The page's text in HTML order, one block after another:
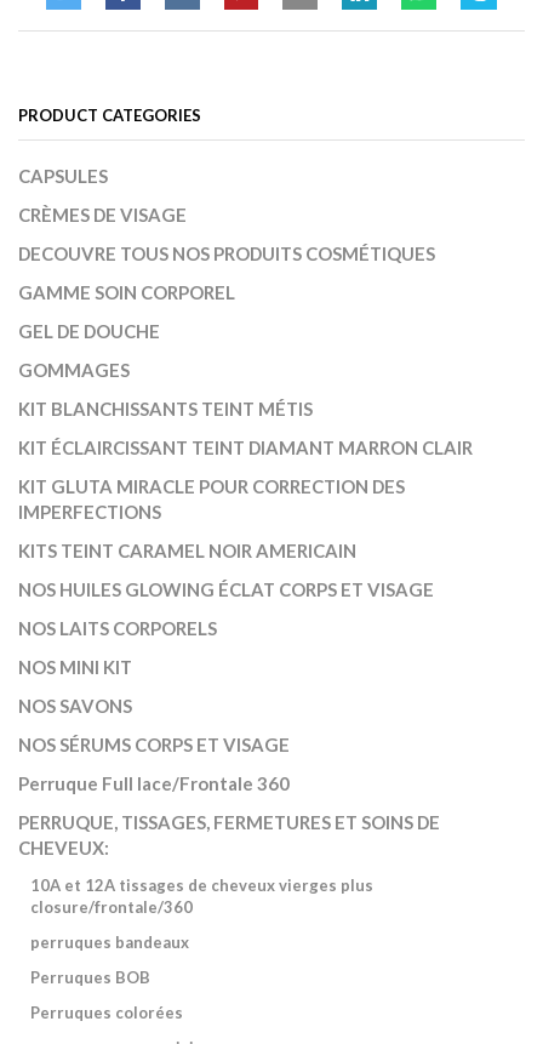
PRODUCT CATEGORIES
CAPSULES
CRÈMES DE VISAGE
DECOUVRE TOUS NOS PRODUITS COSMÉTIQUES
GAMME SOIN CORPOREL
GEL DE DOUCHE
GOMMAGES
KIT BLANCHISSANTS TEINT MÉTIS
KIT ÉCLAIRCISSANT TEINT DIAMANT MARRON CLAIR
KIT GLUTA MIRACLE POUR CORRECTION DES
IMPERFECTIONS
KITS TEINT CARAMEL NOIR AMERICAIN
NOS HUILES GLOWING ÉCLAT CORPS ET VISAGE
NOS LAITS CORPORELS
NOS MINI KIT
NOS SAVONS
NOS SÉRUMS CORPS ET VISAGE
Perruque Full lace/Frontale 360
PERRUQUE, TISSAGES, FERMETURES ET SOINS DE
CHEVEUX:
10A et 12A tissages de cheveux vierges plus
closure/frontale/360
perruques bandeaux
Perruques BOB
Perruques colorées